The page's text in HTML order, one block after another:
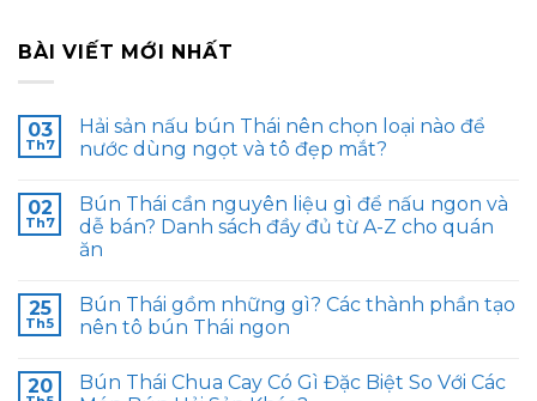
BÀI VIẾT MỚI NHẤT
03
Th7
Hải sản nấu bún Thái nên chọn loại nào để
nước dùng ngọt và tô đẹp mắt?
02
Th7
Bún Thái cần nguyên liệu gì để nấu ngon và
dễ bán? Danh sách đầy đủ từ A-Z cho quán
ăn
25
Th5
Bún Thái gồm những gì? Các thành phần tạo
nên tô bún Thái ngon
20
Bún Thái Chua Cay Có Gì Đặc Biệt So Với Các